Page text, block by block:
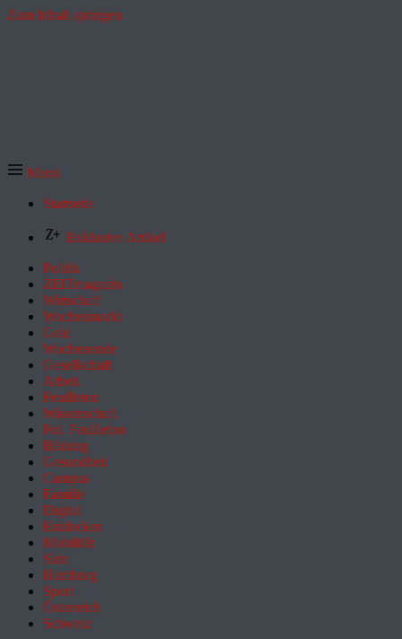
Zum Inhalt springen
Menü
Startseite
Exklusive Artikel
Politik
ZEITmagazin
Wirtschaft
Wochenmarkt
Geld
Wochenende
Gesellschaft
Arbeit
Feuilleton
Wissenschaft
Pol. Feuilleton
Bildung
Gesundheit
Campus
Familie
Digital
Entdecken
Mobilität
Sinn
Hamburg
Sport
Österreich
Schweiz